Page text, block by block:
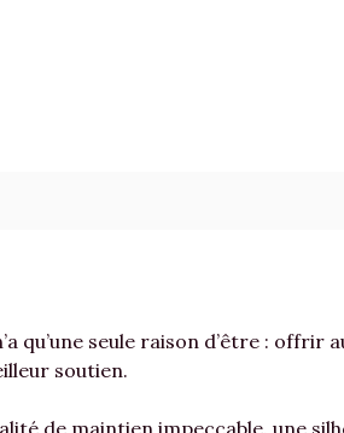
qu’une seule raison d’être : offrir
soutien.
de maintien impeccable, une